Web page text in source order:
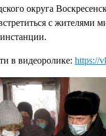
округа
с жителями
в видеоролике: https://